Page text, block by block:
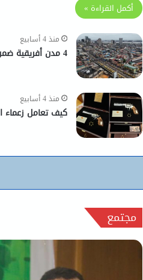
أكمل القراءة »
منذ 4 أسابيع
4 مدن أفريقية ضمن الأسوأ للعيش في العالم
منذ 4 أسابيع
كيف تعامل
مجتمع